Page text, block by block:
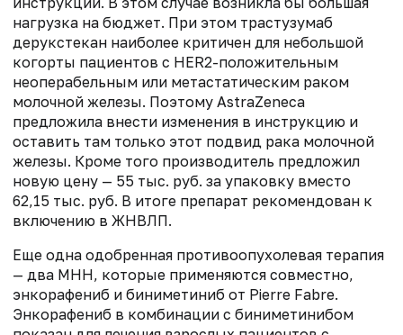
нагрузка на бюджет. При этом трастузумаб
дерукстекан наиболее критичен для небольшой
когорты пациентов с HER2-положительным
неоперабельным или метастатическим раком
молочной железы. Поэтому AstraZeneca
предложила внести изменения в инструкцию и
оставить там только этот подвид рака молочной
железы. Кроме того производитель предложил
новую цену — 55 тыс. руб. за упаковку вместо
62,15 тыс. руб. В итоге препарат рекомендован к
включению в ЖНВЛП.
Еще одна одобренная противоопухолевая терапия
— два МНН, которые применяются совместно,
энкорафениб и биниметиниб от Pierre Fabre.
Энкорафениб в комбинации с биниметинибом